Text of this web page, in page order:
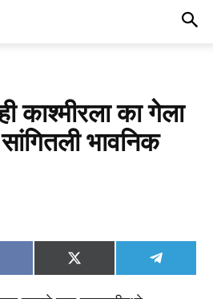
काश्मीरला का गेला
भावनिक
Share
on
X
(Twitter)
Share
on